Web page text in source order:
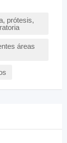
prótesis,
áreas